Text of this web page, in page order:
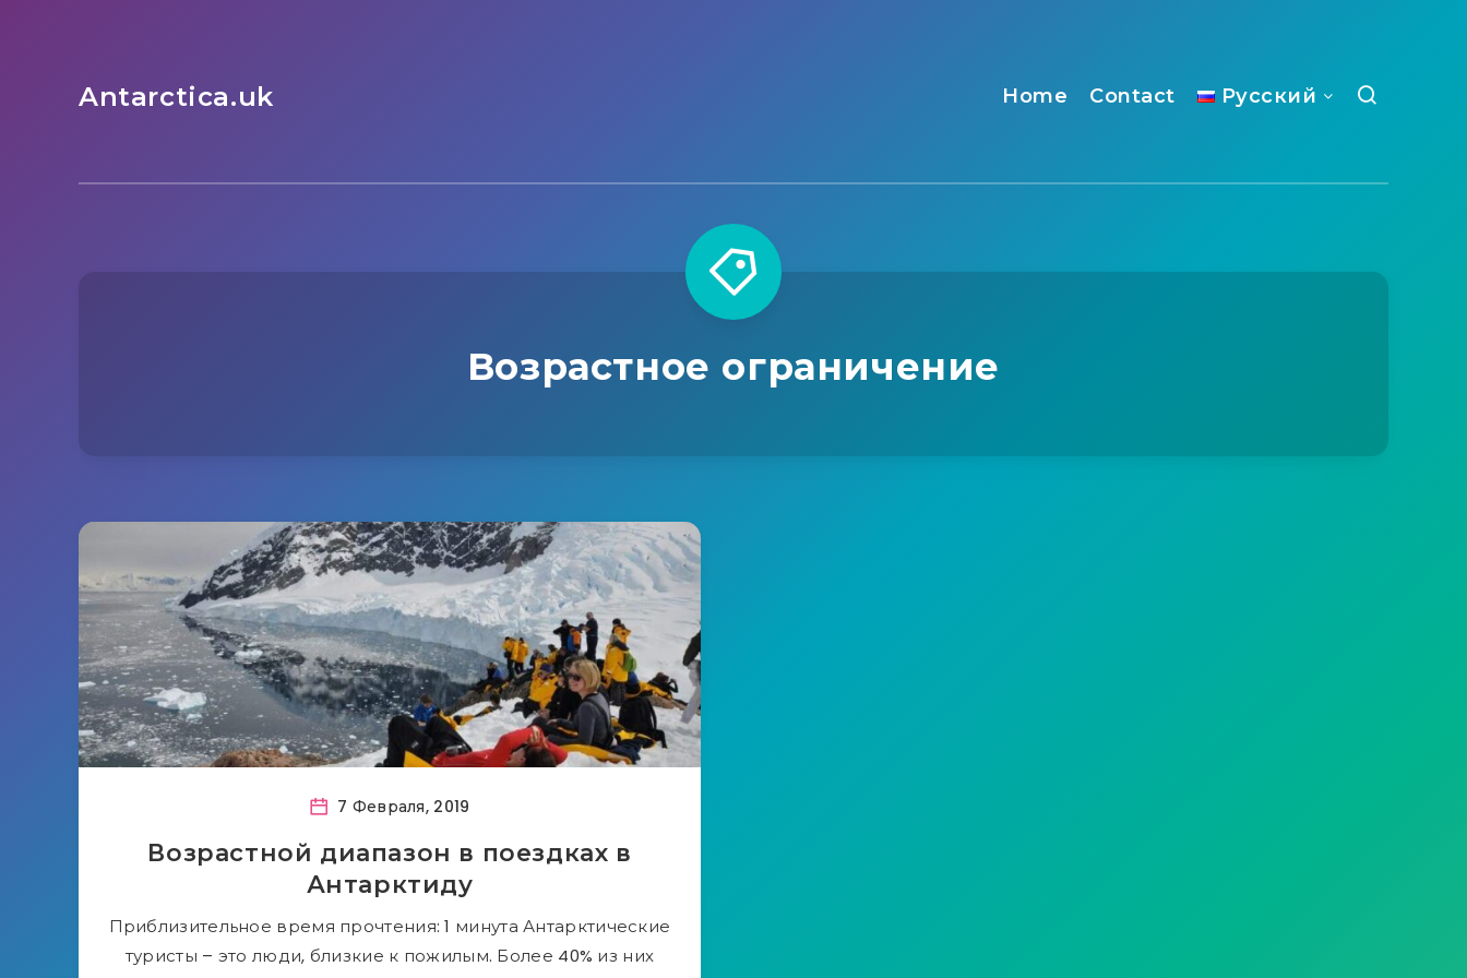
Antarctica.uk Home Contact Русский
Возрастное ограничение
7 Февраля, 2019
Возрастной диапазон в поездках в
Антарктиду
Приблизительное время прочтения: 1 минута Антарктические
туристы – это люди, близкие к пожилым. Более 40% из них